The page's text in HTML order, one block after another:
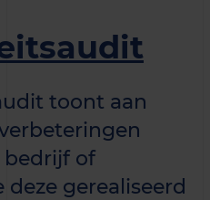
toont aan
of
gerealiseerd